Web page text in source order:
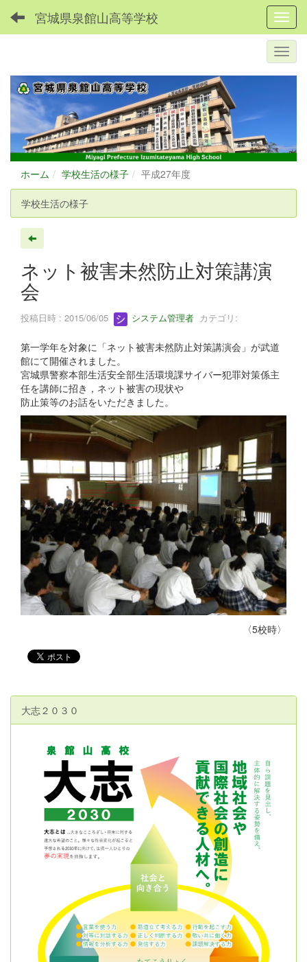
宮城県泉館山高等学校
ホーム 学校生活の様子 平成27年度
学校生活の様子
ネット被害未然防止対策講演
会
投稿日時 : 2015/06/05 システム管理者 カテゴリ:
第一学年を対象に「ネット被害未然防止対策講演会」が武道
館にて開催されました。
宮城県警察本部生活安全部生活環境課サイバー犯罪対策係主
任を講師に招き，ネット被害の現状や
防止策等のお話をいただきました。
〈5校時〉
大志２０３０